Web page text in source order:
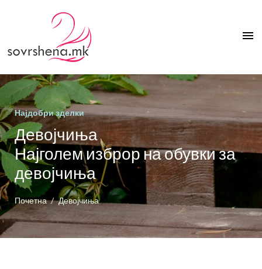
menu
Најдобри зделки
Девојчиња
Најголем изброр на обувки за
девојчиња
Почетна Девојчиња